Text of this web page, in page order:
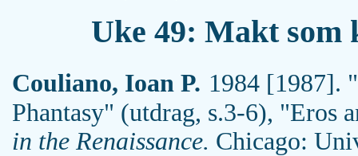
Uke 49: Makt
Couliano, Ioan P. 1984 [1987].
Phantasy" (utdrag, s.3-6), "Eros
in the Renaissance. Chicago: